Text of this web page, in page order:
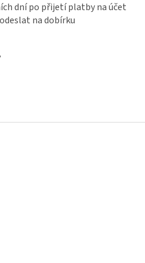
dní po přijetí platby na účet
na dobírku